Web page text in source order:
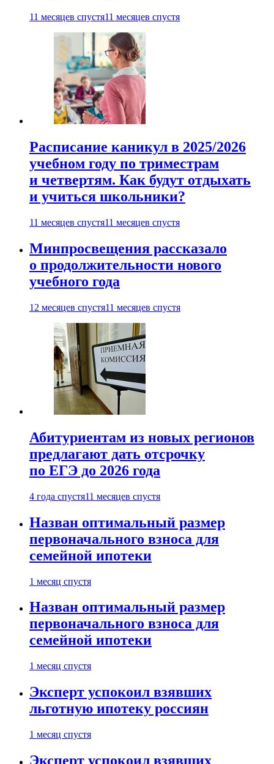
11 месяцев спустя11 месяцев спустя
Расписание каникул в 2025/2026
учебном году по триместрам
и четвертям. Как будут отдыхать
и учиться школьники?
11 месяцев спустя11 месяцев спустя
Минпросвещения рассказало
о продолжительности нового
учебного года
12 месяцев спустя11 месяцев спустя
Абитуриентам из новых регионов
предлагают дать отсрочку
по ЕГЭ до 2026 года
4 года спустя11 месяцев спустя
Назван оптимальный размер
первоначального взноса для
семейной ипотеки
1 месяц спустя
Назван оптимальный размер
первоначального взноса для
семейной ипотеки
1 месяц спустя
Эксперт успокоил взявших
льготную ипотеку россиян
1 месяц спустя
Эксперт успокоил взявших